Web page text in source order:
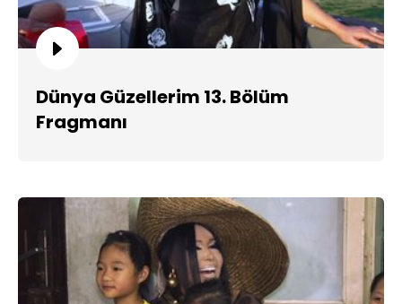
Dünya Güzellerim 13. Bölüm
Fragmanı